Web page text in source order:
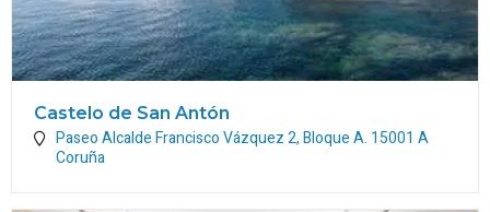
Castelo de San Antón
Paseo Alcalde Francisco Vázquez 2, Bloque A. 15001 A
Coruña